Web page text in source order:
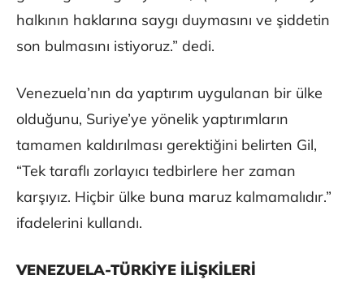
halkının haklarına saygı duymasını ve şiddetin
son bulmasını istiyoruz.” dedi.
Venezuela’nın da yaptırım uygulanan bir ülke
olduğunu, Suriye’ye yönelik yaptırımların
tamamen kaldırılması gerektiğini belirten Gil,
“Tek taraflı zorlayıcı tedbirlere her zaman
karşıyız. Hiçbir ülke buna maruz kalmamalıdır.”
ifadelerini kullandı.
VENEZUELA-TÜRKİYE İLİŞKİLERİ